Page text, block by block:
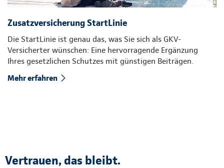
Zusatzversicherung StartLinie
Die StartLinie ist genau das, was Sie sich als GKV-
Versicherter wünschen: Eine hervorragende Ergänzung
Ihres gesetzlichen Schutzes mit günstigen Beiträgen.
Mehr erfahren
Vertrauen, das bleibt.